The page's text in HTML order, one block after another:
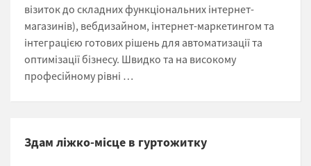
візиток до складних функціональних інтернет-
магазинів), вебдизайном, інтернет-маркетингом та
інтеграцією готових рішень для автоматизації та
оптимізації бізнесу. Швидко та на високому
професійному рівні …
Здам ліжко-місце в гуртожитку